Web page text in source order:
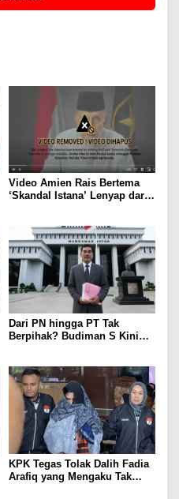
Video Amien Rais Bertema
‘Skandal Istana’ Lenyap dari
Dari PN hingga PT Tak
Berpihak? Budiman S Kini
KPK Tegas Tolak Dalih Fadia
Arafiq yang Mengaku Tak